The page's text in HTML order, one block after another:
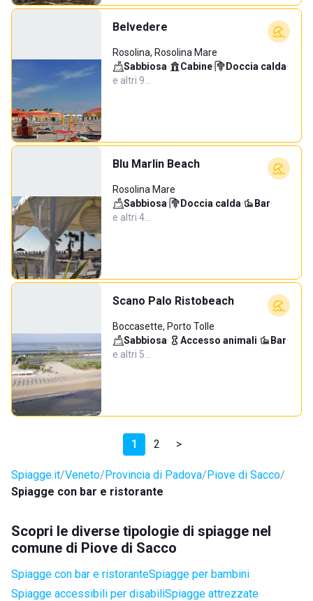
Belvedere
Rosolina, Rosolina Mare
Sabbiosa· Cabine· Doccia calda·
e altri 9…
Blu Marlin Beach
Rosolina Mare
Sabbiosa· Doccia calda· Bar·
e altri 4…
Scano Palo Ristobeach
Boccasette, Porto Tolle
Sabbiosa· Accesso animali· Bar·
e altri 5…
1 2 >
Spiagge.it Veneto Provincia di Padova Piove di Sacco
Spiagge con bar e ristorante
Scopri le diverse tipologie di spiagge nel
comune di Piove di Sacco
Spiagge con bar e ristoranteSpiagge per bambini
Spiagge accessibili per disabiliSpiagge attrezzate